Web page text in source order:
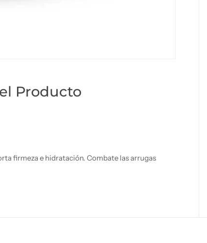
Producto
firmeza e hidratación. Combate las arrugas